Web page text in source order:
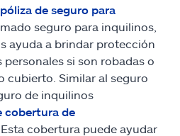
póliza de seguro para
seguro para inquilinos,
ayuda a brindar protección
si son robadas o
cubierto. Similar al seguro
de inquilinos
cobertura de
. Esta cobertura puede ayudar